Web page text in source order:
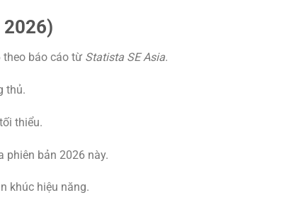
2026)
báo cáo từ Statista SE Asia.
thủ.
thiểu.
phiên bản 2026 này.
khúc hiệu năng.